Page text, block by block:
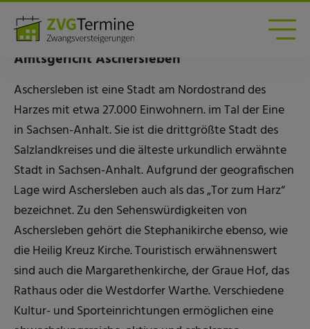
Zwangsversteigerungen am Amtsgericht
Aschersleben
Amtsgericht Aschersleben
Aschersleben ist eine Stadt am Nordostrand des
Harzes mit etwa 27.000 Einwohnern. im Tal der Eine
in Sachsen-Anhalt. Sie ist die drittgrößte Stadt des
Salzlandkreises und die älteste urkundlich erwähnte
Stadt in Sachsen-Anhalt. Aufgrund der geografischen
Lage wird Aschersleben auch als das „Tor zum Harz“
bezeichnet. Zu den Sehenswürdigkeiten von
Aschersleben gehört die Stephanikirche ebenso, wie
die Heilig Kreuz Kirche. Touristisch erwähnenswert
sind auch die Margarethenkirche, der Graue Hof, das
Rathaus oder die Westdorfer Warthe. Verschiedene
Kultur- und Sporteinrichtungen ermöglichen eine